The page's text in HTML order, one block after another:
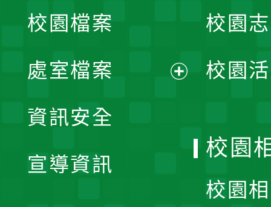
單
校園檔案
處室檔案
資訊安全
宣導資訊
校園
校園
校園
校園